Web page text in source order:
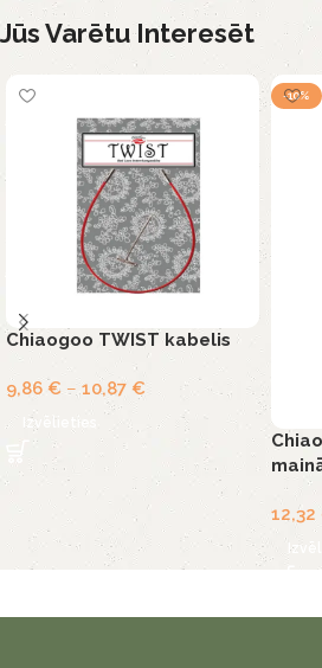
Jūs Varētu Interesēt
Chiaogoo TWIST kabelis
9,86 € – 10,87 €
Izvēlieties
-10%
12,32